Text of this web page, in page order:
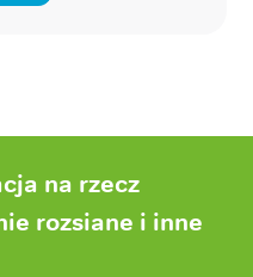
na rzecz
rozsiane i inne